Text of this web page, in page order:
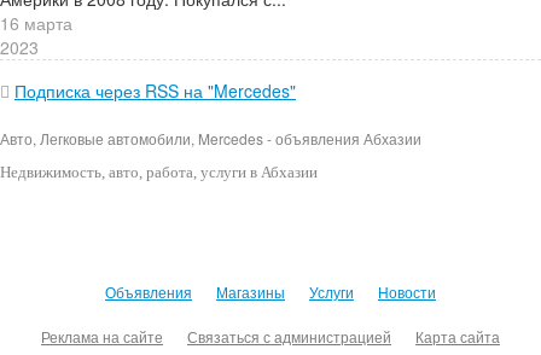
16 марта
2023
Подписка через RSS на "Mercedes"
Авто, Легковые автомобили, Mercedes - объявления Абхазии
Недвижимость , авто, работа, услуги в Абхазии
Объявления Магазины Услуги Новости
Реклама на сайте Связаться с администрацией Карта сайта